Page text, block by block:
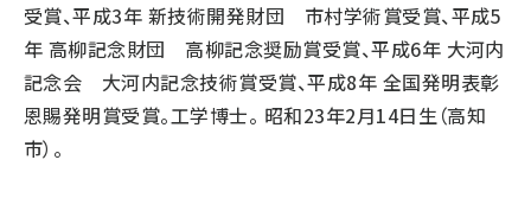
受賞、平成3年 新技術開発財団 市村学術賞受賞、平成5
年 高柳記念財団 高柳記念奨励賞受賞、平成6年 大河内
記念会 大河内記念技術賞受賞、平成8年 全国発明表彰
恩賜発明賞受賞。工学博士。 昭和23年2月14日生（高知
市）。